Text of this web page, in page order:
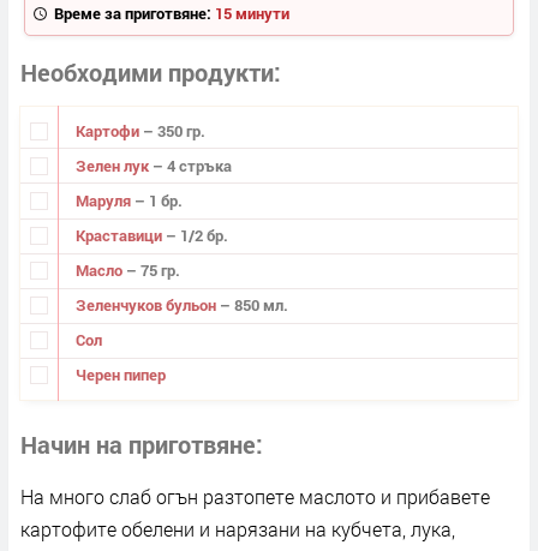
Време за приготвяне: 15 минути
Необходими продукти
Картофи – 350 гр.
Зелен лук – 4 стръка
Маруля – 1 бр.
Краставици – 1/2 бр.
Масло – 75 гр.
Зеленчуков бульон – 850 мл.
Сол
Черен пипер
Начин на приготвяне
На много слаб огън разтопете маслото и прибавете
картофите обелени и нарязани на кубчета, лука,